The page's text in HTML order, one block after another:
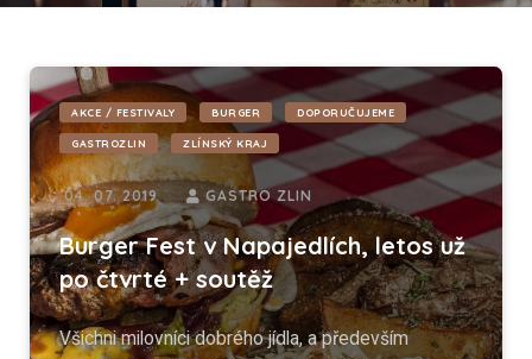
AKCE / FESTIVALY BURGER DOPORUČUJEME
GASTROZLIN ZLÍNSKÝ KRAJ
04. 07. 2019 GASTRO ZLIN
Burger Fest v Napajedlích, letos už
po čtvrté + soutěž
Všichni milovníci dobrého jídla, a především